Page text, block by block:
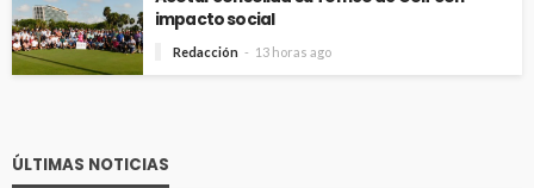
impacto social
Redacción 13 horas ago
ÚLTIMAS NOTICIAS